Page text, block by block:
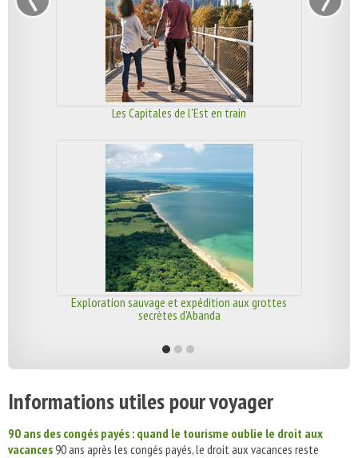
Les Capitales de l'Est en train
Exploration sauvage et expédition aux grottes
secrètes d'Abanda
Informations utiles pour voyager
90 ans des congés payés : quand le tourisme oublie le droit aux
vacances90 ans après les congés payés, le droit aux vacances reste